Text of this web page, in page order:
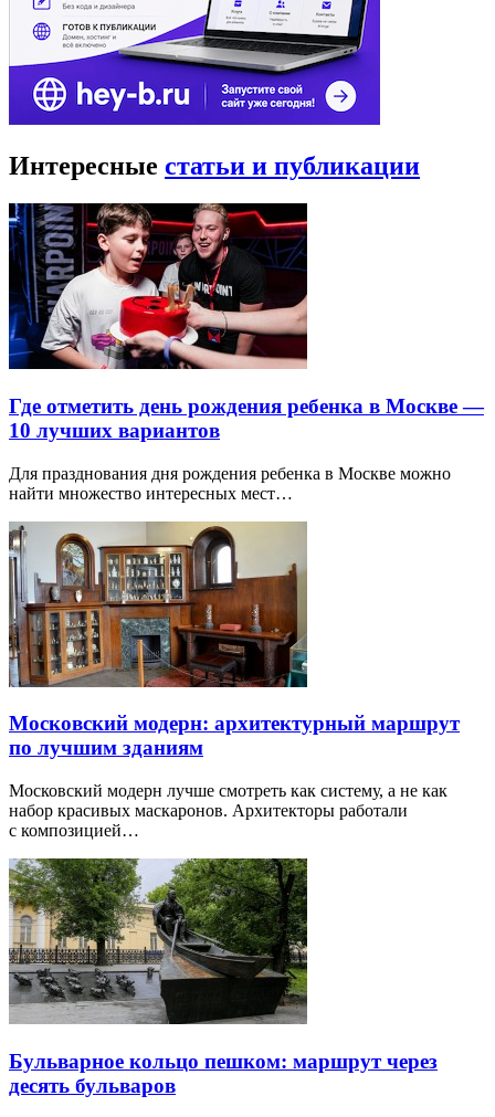
Интересные статьи и публикации
Где отметить день рождения ребенка в Москве —
10 лучших вариантов
Для празднования дня рождения ребенка в Москве можно
найти множество интересных мест…
Московский модерн: архитектурный маршрут
по лучшим зданиям
Московский модерн лучше смотреть как систему, а не как
набор красивых маскаронов. Архитекторы работали
с композицией…
Бульварное кольцо пешком: маршрут через
десять бульваров